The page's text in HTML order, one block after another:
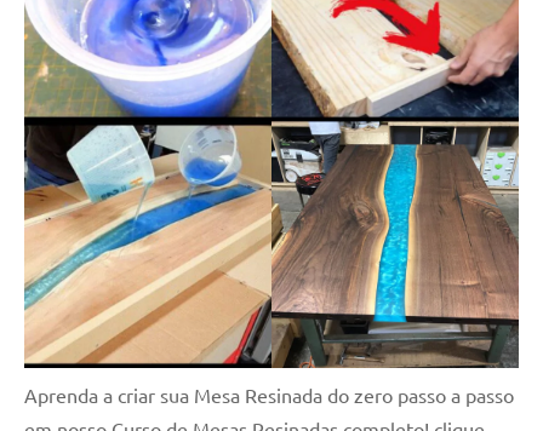
Aprenda a criar sua Mesa Resinada do zero passo a passo